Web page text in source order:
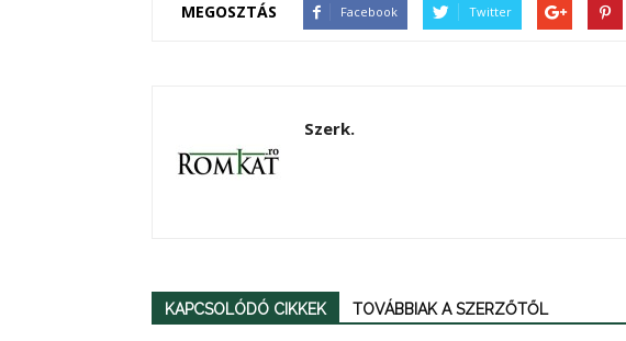
MEGOSZTÁS Facebook Twitter
Szerk.
KAPCSOLÓDÓ CIKKEK TOVÁBBIAK A SZERZŐTŐL